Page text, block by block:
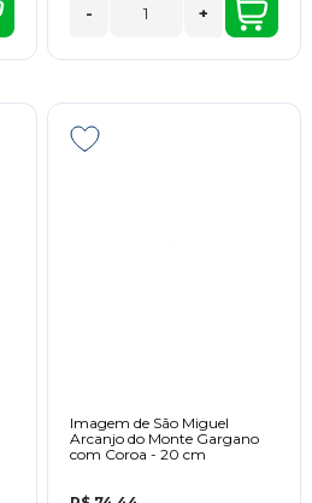
- +
Imagem de São Miguel
Arcanjo do Monte Gargano
com Coroa - 20 cm